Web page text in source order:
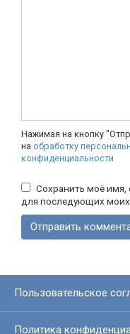
Нажимая на кнопку
на обработку
конфиденциальности
Сохранить моё имя,
для последующих
Пользовательское
Политика